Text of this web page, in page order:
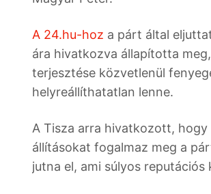
A 24.hu-hoz a párt által
ára hivatkozva állapította
terjesztése közvetlenül
helyreállíthatatlan lenne.
A Tisza arra hivatkozott,
állításokat fogalmaz meg a
jutna el, ami súlyos reputációs